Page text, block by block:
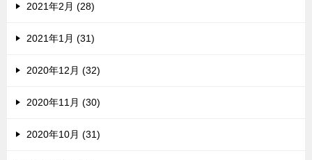
2021年2月 (28)
2021年1月 (31)
2020年12月 (32)
2020年11月 (30)
2020年10月 (31)